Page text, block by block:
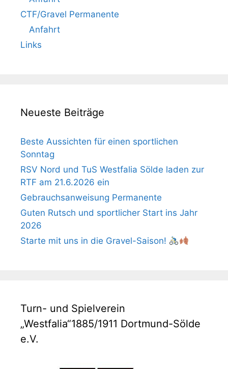
CTF/Gravel Permanente
Anfahrt
Links
Neueste Beiträge
Beste Aussichten für einen sportlichen
Sonntag
RSV Nord und TuS Westfalia Sölde laden zur
RTF am 21.6.2026 ein
Gebrauchsanweisung Permanente
Guten Rutsch und sportlicher Start ins Jahr
2026
Starte mit uns in die Gravel-Saison!
Turn- und Spielverein
„Westfalia“1885/1911 Dortmund-Sölde
e.V.